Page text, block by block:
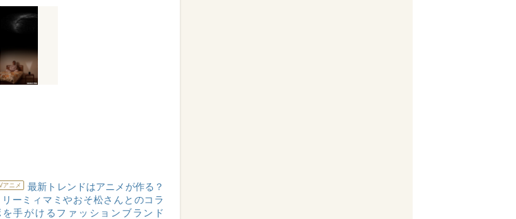
アニメ
最新トレンドはアニメが作る？
リーミィマミやおそ松さんとのコラ
を手がけるファッションブランド